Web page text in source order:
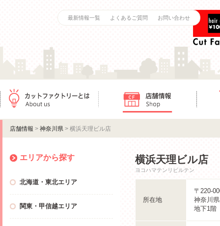
最新情報一覧 よくあるご質問 お問い合わせ
店舗情報 > 神奈川県 > 横浜天理ビル店
エリアから探す
北海道・東北エリア
関東・甲信越エリア
横浜天理ビル店
ヨコハマテンリビルテン
所在地
〒220-
神奈川
地下1階